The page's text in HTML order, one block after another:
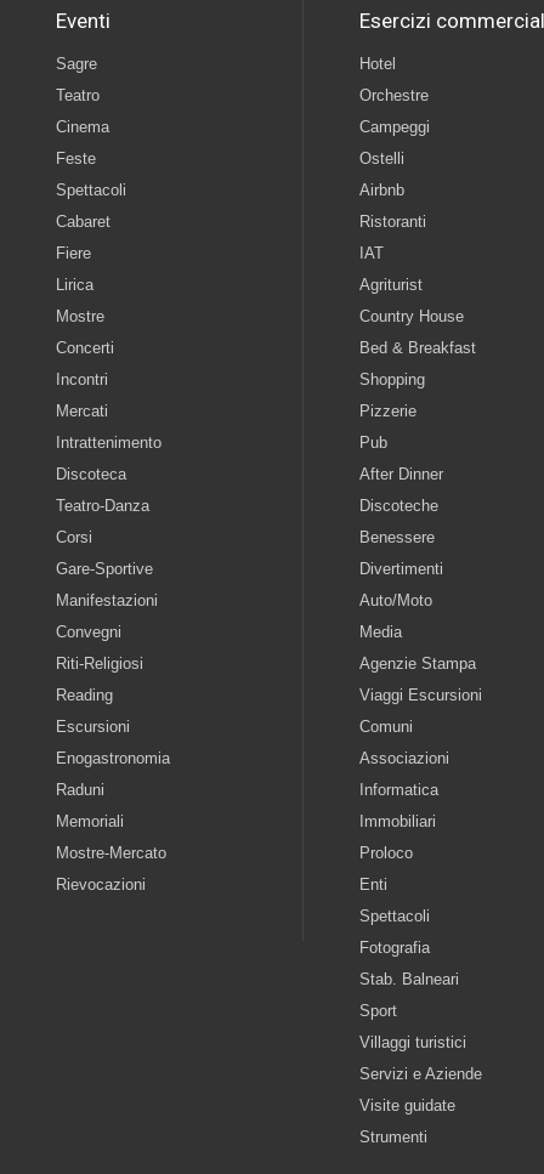
Eventi
Sagre
Teatro
Cinema
Feste
Spettacoli
Cabaret
Fiere
Lirica
Mostre
Concerti
Incontri
Mercati
Intrattenimento
Discoteca
Teatro-Danza
Corsi
Gare-Sportive
Manifestazioni
Convegni
Riti-Religiosi
Reading
Escursioni
Enogastronomia
Raduni
Memoriali
Mostre-Mercato
Rievocazioni
Esercizi
Hotel
Orchestre
Campeggi
Ostelli
Airbnb
Ristoranti
IAT
Agriturist
Country House
Bed & Breakfast
Shopping
Pizzerie
Pub
After Dinner
Discoteche
Benessere
Divertimenti
Auto/Moto
Media
Agenzie Stampa
Viaggi Escursioni
Comuni
Associazioni
Informatica
Immobiliari
Proloco
Enti
Spettacoli
Fotografia
Stab. Balneari
Sport
Villaggi turistici
Servizi e Aziende
Visite guidate
Strumenti